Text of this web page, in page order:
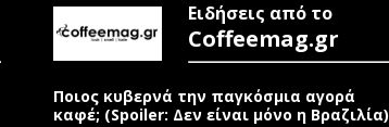
Ειδήσεις από το
Coffeemag.gr
Ποιος κυβερνά την παγκόσμια αγορά
καφέ; (Spoiler: Δεν είναι μόνο η Βραζιλία)